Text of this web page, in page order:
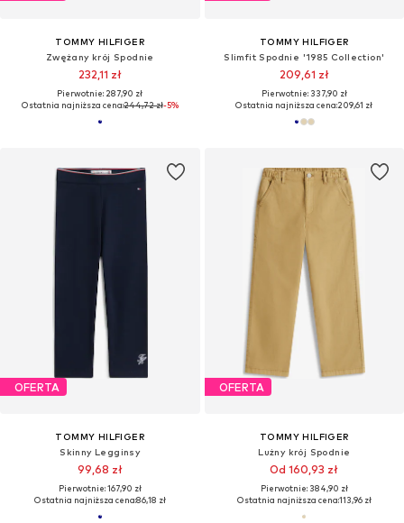
TOMMY HILFIGER
Zwężany krój Spodnie
232,11 zł
Pierwotnie: 287,90 zł
Ostatnia najniższa cena:244,72 zł-5%
TOMMY HILFIGER
Slimfit Spodnie '1985 Collection'
209,61 zł
Pierwotnie: 337,90 zł
Ostatnia najniższa cena:209,61 zł
OFERTA
TOMMY HILFIGER
Skinny Legginsy
99,68 zł
Pierwotnie: 167,90 zł
Ostatnia najniższa cena:86,18 zł
OFERTA
TOMMY HILFIGER
Lużny krój Spodnie
Od 160,93 zł
Pierwotnie: 384,90 zł
Ostatnia najniższa cena:113,96 zł